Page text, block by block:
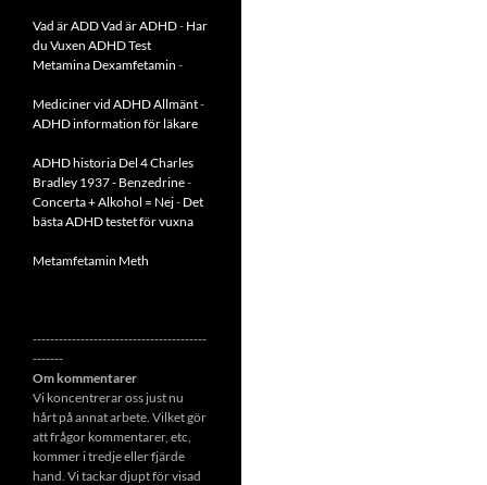
Vad är ADDVad är ADHD- Har
du Vuxen ADHD Test
Metamina Dexamfetamin -
Mediciner vid ADHD Allmänt-
ADHD information för läkare
ADHD historia Del 4 Charles
Bradley 1937 - Benzedrine-
Concerta + Alkohol = Nej- Det
bästa ADHD testet för vuxna
Metamfetamin Meth
----------------------------------------
-------
Om kommentarer
Vi koncentrerar oss just nu
hårt på annat arbete. Vilket gör
att frågor kommentarer, etc,
kommer i tredje eller fjärde
hand. Vi tackar djupt för visad